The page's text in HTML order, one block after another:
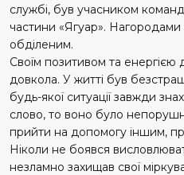
службі, був учасником
частини «Ягуар».
обділеним.
Своїм позитивом та
довкола. У житті був
будь-якої ситуації завжди
слово, то воно було
прийти на допомогу іншим,
Ніколи не боявся
незламно захищав свої